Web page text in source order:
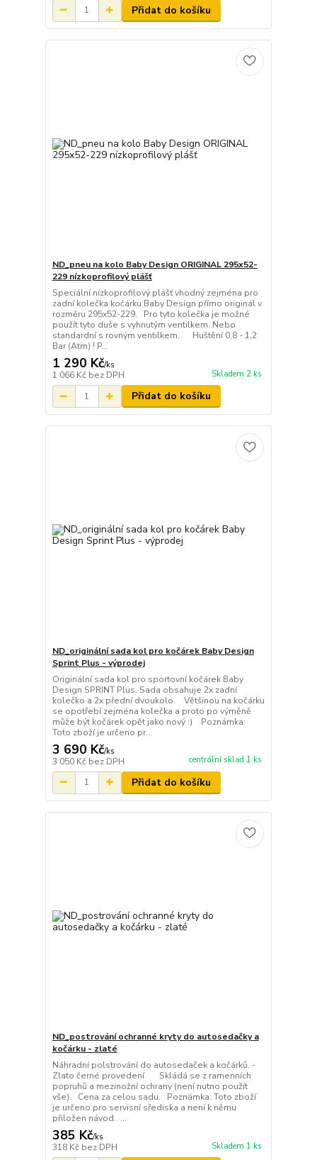
Přidat do košíku
ND_pneu na kolo Baby Design ORIGINAL 295x52-
229 nízkoprofilový plášť
Speciální nízkoprofilový plášť vhodný zejména pro
zadní kolečka kočárku Baby Design přímo originál v
rozměru 295x52-229. Pro tyto kolečka je možné
použít tyto duše s vyhnutým ventilkem. Nebo
standardní s rovným ventilkem. Huštění 0,8 - 1,2
Bar (Atm) ! P...
1 290 Kč/ks
1 066 Kč bez DPH Skladem 2 ks
Přidat do košíku
ND_originální sada kol pro kočárek Baby Design
Sprint Plus - výprodej
Originální sada kol pro sportovní kočárek Baby
Design SPRINT Plus. Sada obsahuje 2x zadní
kolečko a 2x přední dvoukolo. Většinou na kočárku
se opotřebí zejména kolečka a proto po výměně
může být kočárek opět jako nový :) Poznámka:
Toto zboží je určeno pr...
3 690 Kč/ks
3 050 Kč bez DPH centrální sklad 1 ks
Přidat do košíku
ND_postrování ochranné kryty do autosedačky a
kočárku - zlaté
Náhradní polstrování do autosedaček a kočárků. -
Zlato černé provedení Skládá se z ramenních
popruhů a mezinožní ochrany (není nutno použít
vše). Cena za celou sadu. Poznámka: Toto zboží
je určeno pro servisní sřediska a není k němu
přiložen návod. ...
385 Kč/ks
318 Kč bez DPH Skladem 1 ks